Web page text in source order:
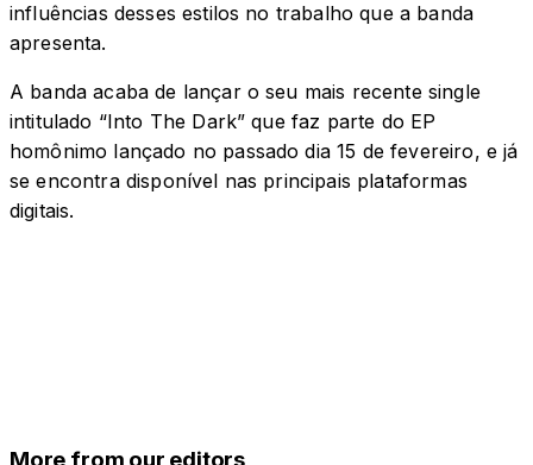
influências desses estilos no trabalho que a banda
apresenta.
A banda acaba de lançar o seu mais recente single
intitulado “Into The Dark” que faz parte do EP
homônimo lançado no passado dia 15 de fevereiro, e já
se encontra disponível nas principais plataformas
digitais.
More from our editors